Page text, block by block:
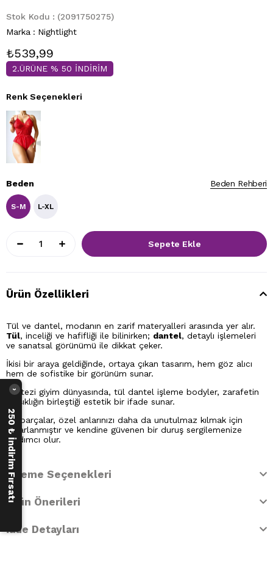
Stok Kodu
(2091750275)
Marka : Nightlight
₺539,99
2.ÜRÜNE % 50 İNDİRİM
Renk Seçenekleri
Beden Rehberi
Beden
S-M L-XL
Ürün Özellikleri
Tül ve dantel, modanın en zarif materyalleri arasında yer alır.
Tül, inceliği ve hafifliği ile bilinirken; dantel, detaylı işlemeleri
ve sanatsal görünümü ile dikkat çeker.
İkisi bir araya geldiğinde, ortaya çıkan tasarım, hem göz alıcı
hem de sofistike bir görünüm sunar.
Fantezi giyim dünyasında, tül dantel işleme bodyler, zarafetin
ve şıklığın birleştiği estetik bir ifade sunar.
Bu parçalar, özel anlarınızı daha da unutulmaz kılmak için
tasarlanmıştır ve kendine güvenen bir duruş sergilemenize
yardımcı olur.
Ödeme Seçenekleri
Ürün Önerileri
İade Detayları
250 ₺ İndirim Fırsatı
›